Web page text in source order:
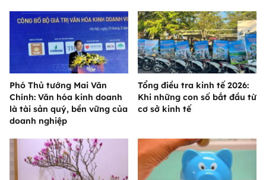
Phó Thủ tướng Mai Văn
Chính: Văn hóa kinh doanh
là tài sản quý, bền vững của
doanh nghiệp
Tổng điều tra kinh tế 2026:
Khi những con số bắt đầu từ
cơ sở kinh tế